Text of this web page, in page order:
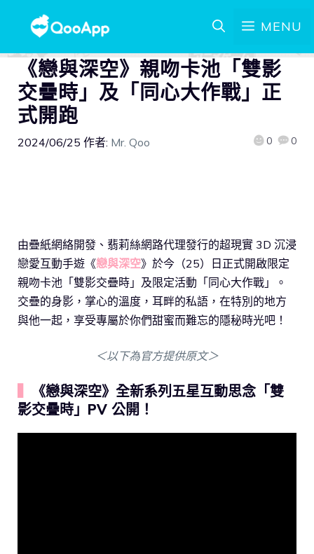
MENU
《戀與深空》親吻卡池「雙影
交疊時」及「同心大作戰」正
式開跑
2024/06/25 作者: Mr. Qoo 0 0
由疊紙網絡開發、翡莉絲網路代理發行的超現實 3D 沉浸
戀愛互動手遊《戀與深空》於今（25）日正式開啟限定
親吻卡池「雙影交疊時」及限定活動「同心大作戰」。
交疊的身影，掌心的溫度，耳畔的私語，在特別的地方
與他一起，享受專屬於你們甜蜜而難忘的隱秘時光吧！
＜以下為官方提供原文＞
《戀與深空》全新系列五星互動思念「雙
影交疊時」PV 公開！